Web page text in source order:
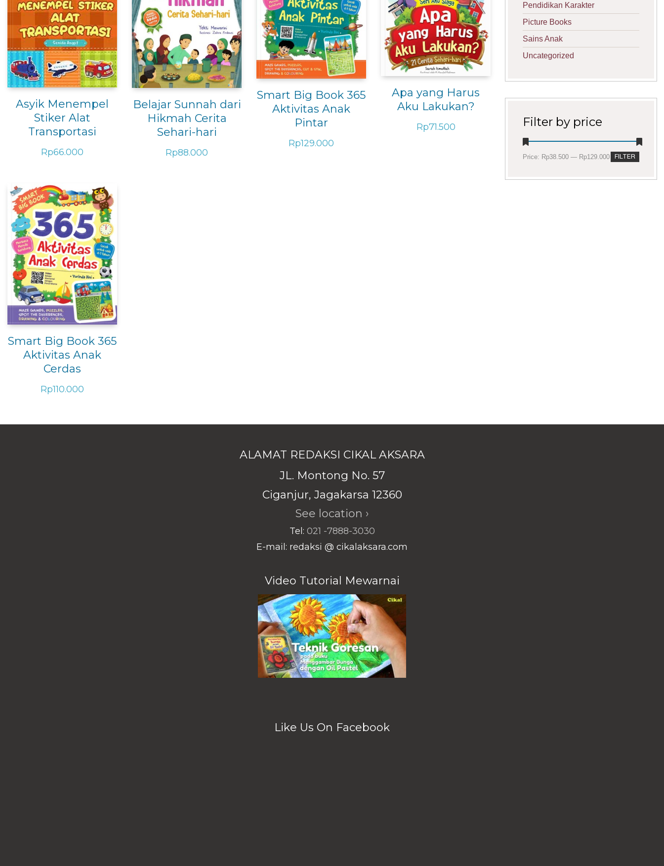
Asyik Menempel
Stiker Alat
Transportasi
Rp66.000
Belajar Sunnah dari
Hikmah Cerita
Sehari-hari
Rp88.000
Smart Big Book 365
Aktivitas Anak
Pintar
Rp129.000
Apa yang Harus
Aku Lakukan?
Rp71.500
Smart Big Book 365
Aktivitas Anak
Cerdas
Rp110.000
Pendidikan Karakter
Picture Books
Sains Anak
Uncategorized
Filter by price
Min
Max
FILTER
Price: Rp38.500 — Rp129.000
ALAMAT REDAKSI CIKAL AKSARA
JL. Montong No. 57
Ciganjur, Jagakarsa 12360
See location ›
Tel: 021 -7888-3030
E-mail: redaksi @ cikalaksara.com
Video Tutorial Mewarnai
Like Us On Facebook